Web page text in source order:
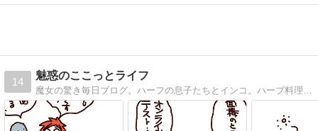
14
魅惑のここっとライフ
魔女の驚き毎日ブログ。ハーフの息子たちとインコ。ハーブ料理本出版しました！